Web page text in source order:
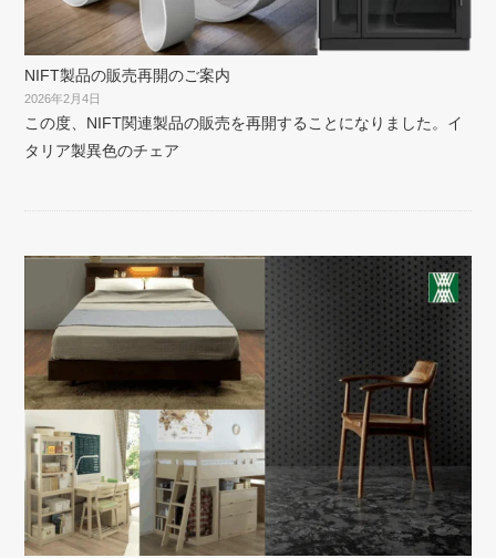
NIFT製品の販売再開のご案内
2026年2月4日
この度、NIFT関連製品の販売を再開することになりました。イ
タリア製異色のチェア